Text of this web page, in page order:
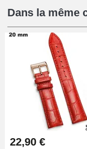
Dans la même
22,90 €